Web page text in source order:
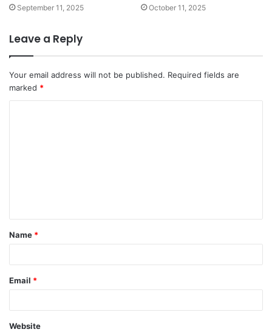
September 11, 2025 October 11, 2025
Leave a Reply
Your email address will not be published. Required fields are
marked *
t
*
Name *
Email *
Website